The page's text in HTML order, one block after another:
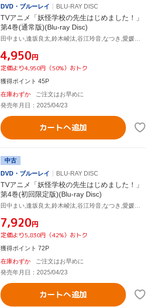
DVD・ブルーレイ
BLU-RAY DISC
TVアニメ「妖怪学校の先生はじめました！」
第4巻(通常版)(Blu-ray Disc)
田中まい,逢坂良太,鈴木崚汰,谷江玲音,なつき,愛媛須田子,濱口漠,稲福高廣
¥4,950円
定価より4,950円（50%）おトク
獲得ポイント 45P
在庫わずか
ご注文はお早めに
発売年月日：2025/04/23
カートへ追加
中古
DVD・ブルーレイ
BLU-RAY DISC
TVアニメ「妖怪学校の先生はじめました！」
第4巻(初回限定版)(Blu-ray Disc)
田中まい,逢坂良太,鈴木崚汰,谷江玲音,なつき,愛媛須田子,濱口漠,稲福高廣
¥7,920円
定価より5,830円（42%）おトク
獲得ポイント 72P
在庫わずか
ご注文はお早めに
発売年月日：2025/04/23
カートへ追加